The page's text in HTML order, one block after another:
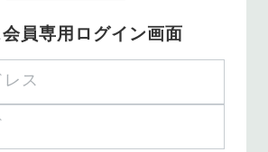
員専用ログイン画面